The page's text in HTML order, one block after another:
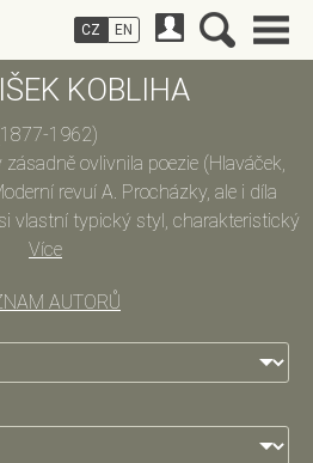
KOBLIHA
1962)
ovlivnila poezie (Hlaváček,
revuí A. Procházky, ale i díla
vlastní typický styl, charakteristický
vizemi.
Více
AUTORŮ
CZ EN